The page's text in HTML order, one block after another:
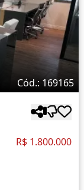
Cód.: 169165
R$ 1.800.000